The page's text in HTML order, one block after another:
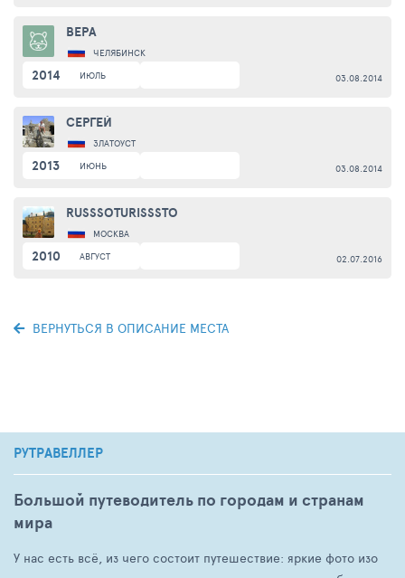
ВЕРА
ЧЕЛЯБИНСК
2014 ИЮЛЬ 03.08.2014
СЕРГЕЙ
ЗЛАТОУСТ
2013 ИЮНЬ 03.08.2014
RUSSSOTURISSSTO
МОСКВА
2010 АВГУСТ 02.07.2016
ВЕРНУТЬСЯ В ОПИСАНИЕ МЕСТА
РУТРАВЕЛЛЕР
Большой путеводитель по городам и странам
мира
У нас есть всё, из чего состоит путешествие: яркие фото изо